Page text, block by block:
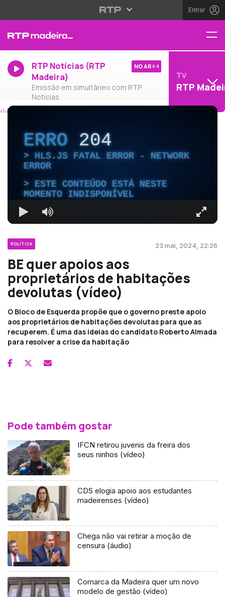
Entrar
RTP Notícias (RTP
Madeira)
Emissão em simultâneo com RTP
Notícias
NO AR
TV
RTP
ERRO204
HLS.JS FATAL ERROR - NETWORK
ERROR
ESTE CONTEÚDO ESTÁ NESTE
MOMENTO INDISPONÍVEL
POLÍTICA 23 mai, 2024, 22:26
BE quer apoios aos
proprietários de habitações
devolutas (vídeo)
O Bloco de Esquerda propõe que o governo preste apoio
aos proprietários de habitações devolutas para que as
recuperem. É uma das ideias do candidato Roberto Almada
para resolver a crise da habitação
Pode também gostar
IFCN retirou juvenis da freira dos
seus ninhos (vídeo)
CDS elogia apoio aos estudantes
madeirenses (vídeo)
Chega não vai retirar a moção de
censura (áudio)
Comarca da Madeira quer um novo
modelo de gestão (vídeo)